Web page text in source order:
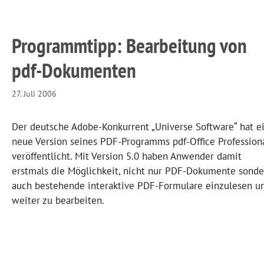
Programmtipp: Bearbeitung von
pdf-Dokumenten
27. Juli 2006
Der deutsche Adobe-Konkurrent „Universe Software“ hat
neue Version seines PDF-Programms pdf-Office
veröffentlicht. Mit Version 5.0 haben Anwender damit
erstmals die Möglichkeit, nicht nur PDF-Dokumente
auch bestehende interaktive PDF-Formulare einzulesen
weiter zu bearbeiten.